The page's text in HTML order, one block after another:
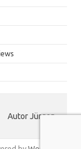
Autor Jürgen